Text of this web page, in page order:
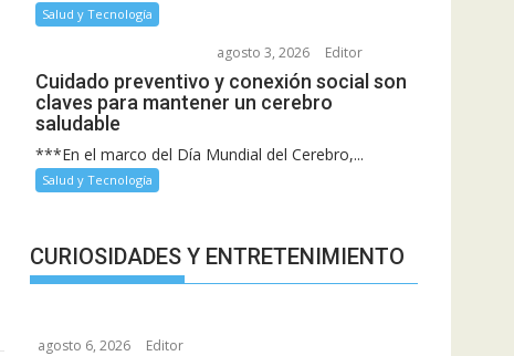
Salud y Tecnología
agosto 3, 2026 Editor
Cuidado preventivo y conexión social son
claves para mantener un cerebro
saludable
***En el marco del Día Mundial del Cerebro,...
Salud y Tecnología
CURIOSIDADES Y ENTRETENIMIENTO
agosto 6, 2026 Editor